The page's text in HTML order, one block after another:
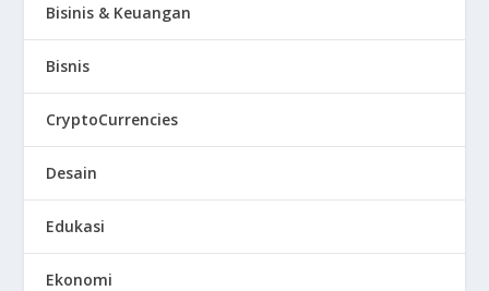
Bisinis & Keuangan
Bisnis
CryptoCurrencies
Desain
Edukasi
Ekonomi